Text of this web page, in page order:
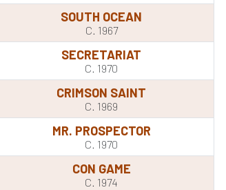
SOUTH OCEAN
C. 1967
SECRETARIAT
C. 1970
CRIMSON SAINT
C. 1969
MR. PROSPECTOR
C. 1970
CON GAME
C. 1974